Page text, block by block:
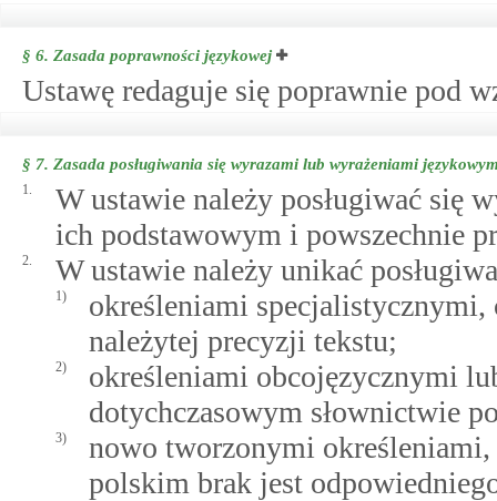
§ 6. Zasada poprawności językowej
Ustawę redaguje się poprawnie pod
§ 7. Zasada posługiwania się wyrazami lub wyrażeniami
1.
W ustawie należy posługiwać się
ich podstawowym i powszechnie
2. W ustawie należy unikać
1)
określeniami specjalistycznymi,
należytej precyzji tekstu;
2)
określeniami obcojęzycznymi
dotychczasowym słownictwie
3)
nowo tworzonymi
polskim brak jest